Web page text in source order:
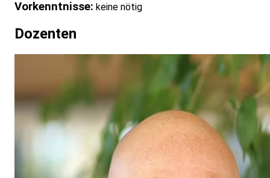
Vorkenntnisse: keine nötig
Dozenten